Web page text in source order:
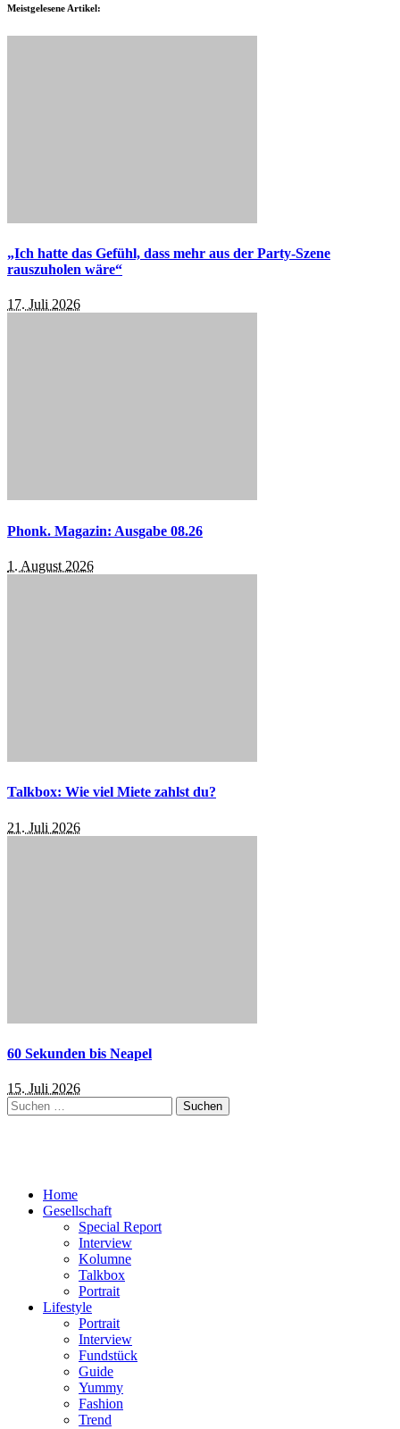
Meistgelesene Artikel:
„Ich hatte das Gefühl, dass mehr aus der Party-Szene
rauszuholen wäre“
17. Juli 2026
Phonk. Magazin: Ausgabe 08.26
1. August 2026
Talkbox: Wie viel Miete zahlst du?
21. Juli 2026
60 Sekunden bis Neapel
15. Juli 2026
Suchen
nach:
Home
Gesellschaft
Special Report
Interview
Kolumne
Talkbox
Portrait
Lifestyle
Portrait
Interview
Fundstück
Guide
Yummy
Fashion
Trend